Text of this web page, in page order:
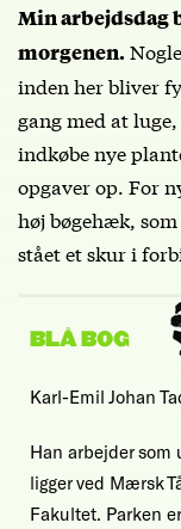
Min arbejdsdag
morgenen.
inden her bliver
gang med at
indkøbe nye
opgaver op. For
høj bøgehæk,
stået et skur i
BLÅ BOG
Karl-Emil Johan
Han arbejder som
ligger ved Mærsk
Fakultet. Parken